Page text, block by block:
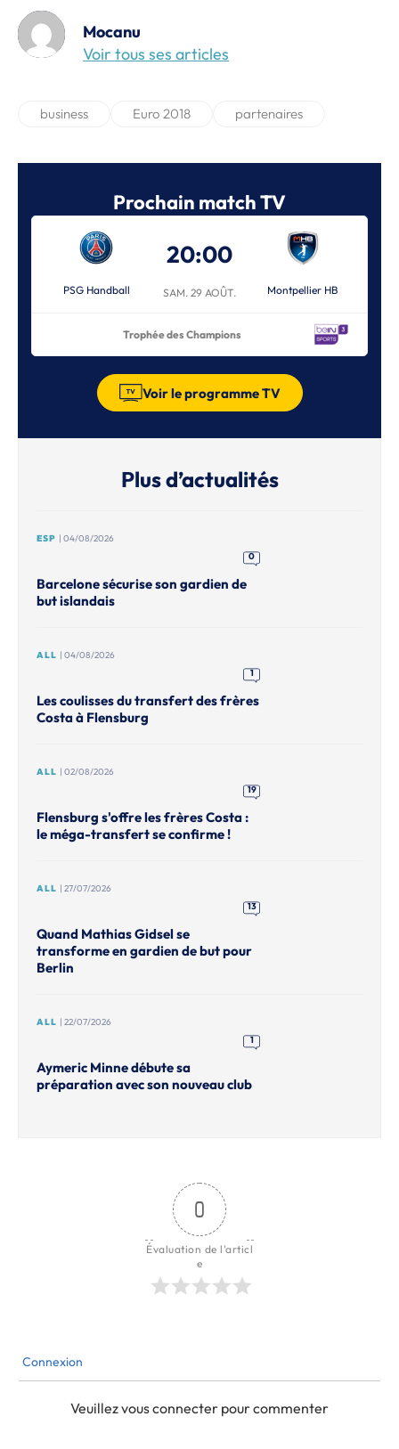
Mocanu
Voir tous ses articles
business Euro 2018 partenaires
Prochain match TV
PSG Handball
20:00
SAM. 29 AOÛT. Montpellier HB
Trophée des Champions
Voir le programme TV
Plus d’actualités
ESP | 04/08/2026
0
Barcelone sécurise son gardien de
but islandais
ALL | 04/08/2026
1
Les coulisses du transfert des frères
Costa à Flensburg
ALL | 02/08/2026
19
Flensburg s'offre les frères Costa :
le méga-transfert se confirme !
ALL | 27/07/2026
13
Quand Mathias Gidsel se
transforme en gardien de but pour
Berlin
ALL | 22/07/2026
1
Aymeric Minne débute sa
préparation avec son nouveau club
0
Évaluation de l'articl
e
Connexion
Veuillez vous connecter pour commenter